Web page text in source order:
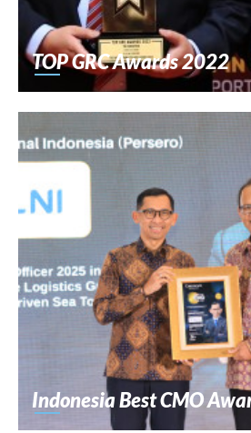
TOP GRC Awards 2022
Indonesia Best CMO